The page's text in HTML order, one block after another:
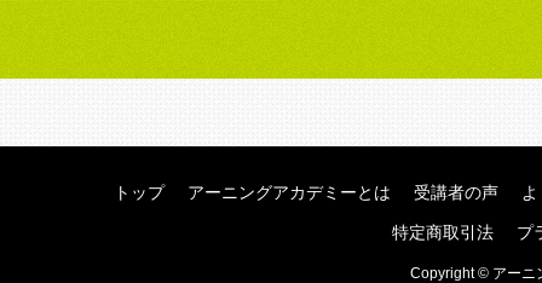
トップ アーニングアカデミーとは 受講者の声
特定商取引法 プ
Copyright © アーニ